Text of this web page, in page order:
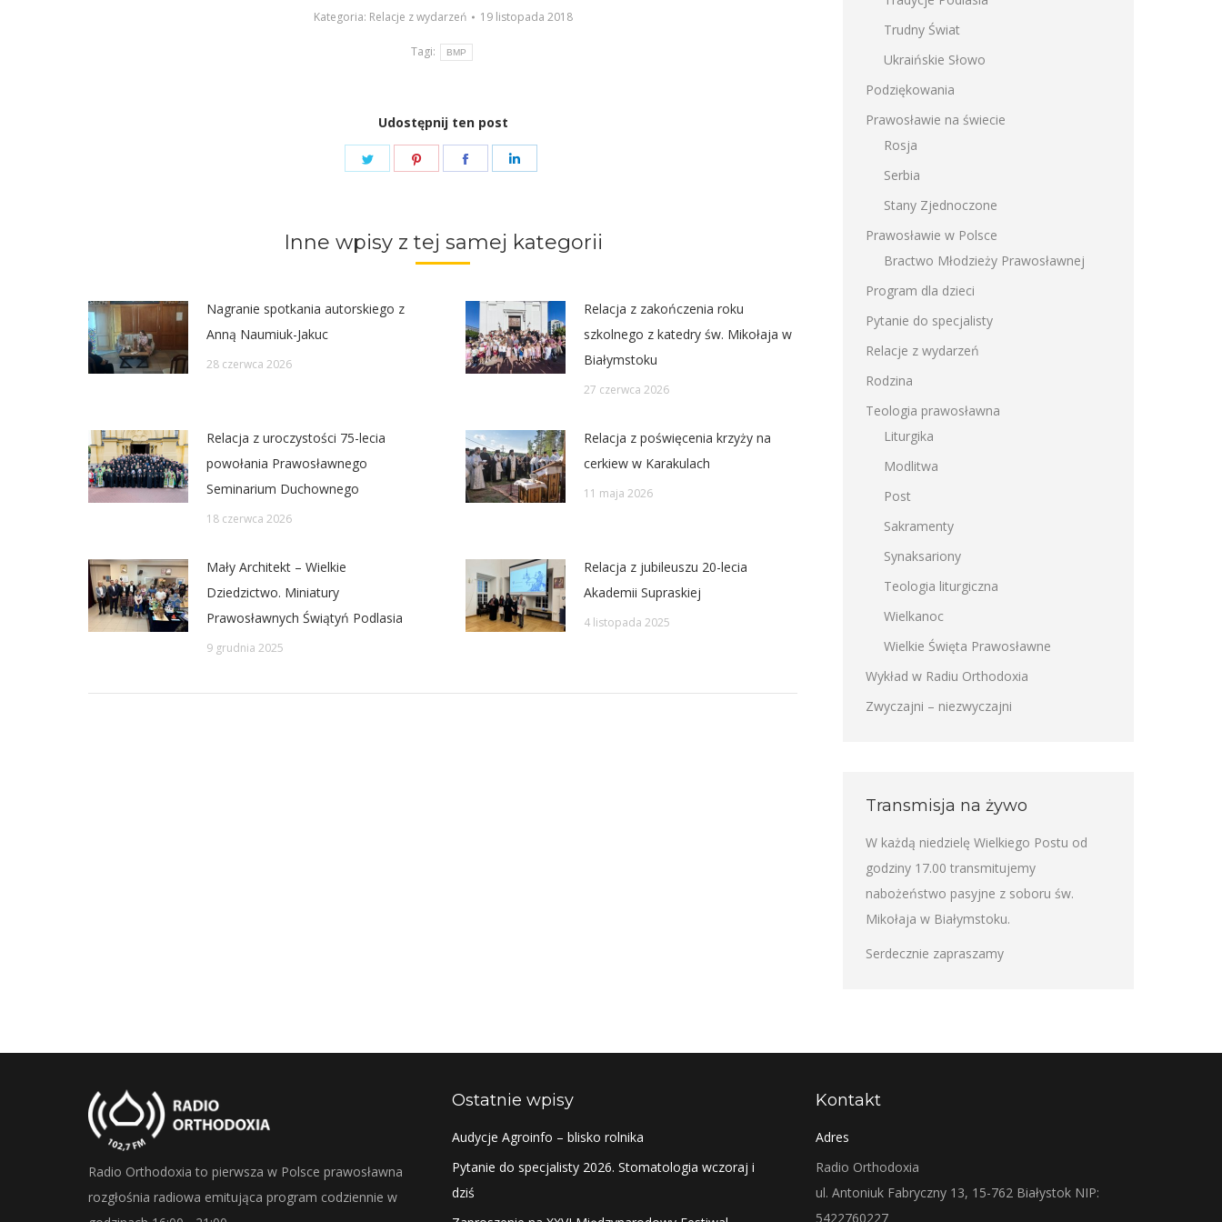
Kategoria: Relacje z wydarzeń 19 listopada 2018
Tagi: BMP
Udostępnij ten post
Share
Share
Share
Inne wpisy z tej samej kategorii
Nagranie spotkania autorskiego z
Anną Naumiuk-Jakuc
28 czerwca 2026
Relacja z zakończenia roku
szkolnego z katedry św. Mikołaja w
Białymstoku
27 czerwca 2026
Relacja z uroczystości 75-lecia
powołania Prawosławnego
Seminarium Duchownego
18 czerwca 2026
Relacja z poświęcenia krzyży na
cerkiew w Karakulach
11 maja 2026
Mały Architekt – Wielkie
Dziedzictwo. Miniatury
Prawosławnych Świątyń Podlasia
9 grudnia 2025
Relacja z jubileuszu 20-lecia
Akademii Supraskiej
4 listopada 2025
Trudny Świat
Ukraińskie Słowo
Podziękowania
Prawosławie na świecie
Rosja
Serbia
Stany Zjednoczone
Prawosławie w Polsce
Bractwo Młodzieży Prawosławnej
Program dla dzieci
Pytanie do specjalisty
Relacje z wydarzeń
Rodzina
Teologia prawosławna
Liturgika
Modlitwa
Post
Sakramenty
Synaksariony
Teologia liturgiczna
Wielkanoc
Wielkie Święta Prawosławne
Wykład w Radiu Orthodoxia
Zwyczajni – niezwyczajni
Transmisja na żywo
W każdą niedzielę Wielkiego Postu od
godziny 17.00 transmitujemy
nabożeństwo pasyjne z soboru św.
Mikołaja w Białymstoku.
Serdecznie zapraszamy
Radio Orthodoxia to pierwsza w Polsce prawosławna
rozgłośnia radiowa emitująca program codziennie w
Ostatnie wpisy
Audycje Agroinfo – blisko rolnika
Pytanie do specjalisty 2026. Stomatologia wczoraj i
dziś
Kontakt
Adres
Radio Orthodoxia
ul. Antoniuk Fabryczny 13, 15-762 Białystok NIP:
5422760227